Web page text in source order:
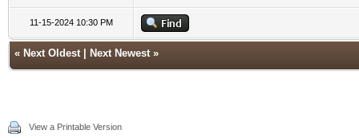
11-15-2024 10:30 PM
« Next Oldest Next Newest »
View a Printable Version